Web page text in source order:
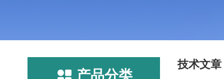
产品分类
技术文章